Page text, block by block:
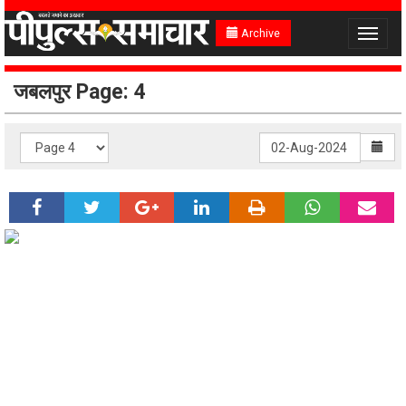
Archive
Toggle
जबलपुर Page: 4